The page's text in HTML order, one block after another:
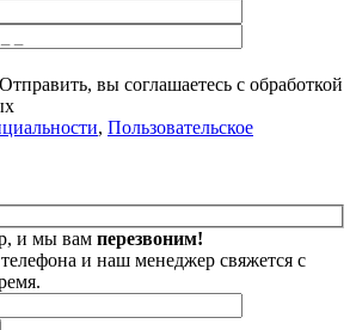
вы соглашаетесь с обработкой
, Пользовательское
и мы вам перезвоним!
и наш менеджер свяжется с